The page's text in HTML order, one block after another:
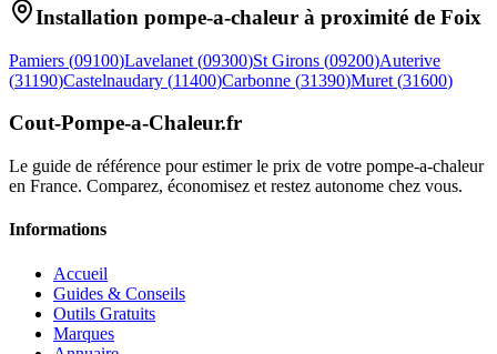
Installation pompe-a-chaleur à proximité de Foix
Pamiers (09100)Lavelanet (09300)St Girons (09200)Auterive
(31190)Castelnaudary (11400)Carbonne (31390)Muret (31600)
Cout-Pompe-a-Chaleur.fr
Le guide de référence pour estimer le prix de votre pompe-a-chaleur
en France. Comparez, économisez et restez autonome chez vous.
Informations
Accueil
Guides & Conseils
Outils Gratuits
Marques